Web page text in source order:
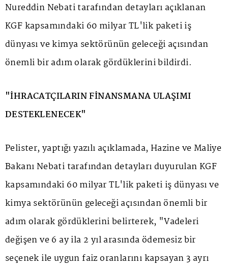
Nureddin Nebati tarafından detayları açıklanan
KGF kapsamındaki 60 milyar TL'lik paketi iş
dünyası ve kimya sektörünün geleceği açısından
önemli bir adım olarak gördüklerini bildirdi.
"İHRACATÇILARIN FİNANSMANA ULAŞIMI
DESTEKLENECEK"
Pelister, yaptığı yazılı açıklamada, Hazine ve Maliye
Bakanı Nebati tarafından detayları duyurulan KGF
kapsamındaki 60 milyar TL'lik paketi iş dünyası ve
kimya sektörünün geleceği açısından önemli bir
adım olarak gördüklerini belirterek, "Vadeleri
değişen ve 6 ay ila 2 yıl arasında ödemesiz bir
seçenek ile uygun faiz oranlarını kapsayan 3 ayrı